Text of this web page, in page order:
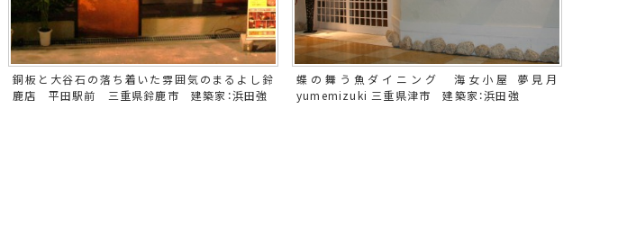
銅板と大谷石の落ち着いた雰囲気のまるよし鈴
鹿店 平田駅前 三重県鈴鹿市 建築家：浜田強
蝶の舞う魚ダイニング 海女小屋 夢見月
yumemizuki 三重県津市 建築家：浜田強